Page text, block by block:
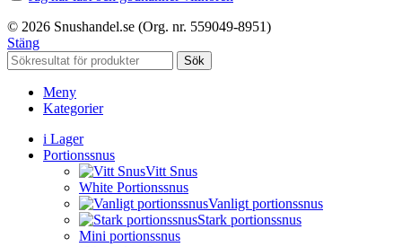
© 2026 Snushandel.se (Org. nr. 559049-8951)
Stäng
Sök
Meny
Kategorier
i Lager
Portionssnus
Vitt Snus
White Portionssnus
Vanligt portionssnus
Stark portionssnus
Mini portionssnus